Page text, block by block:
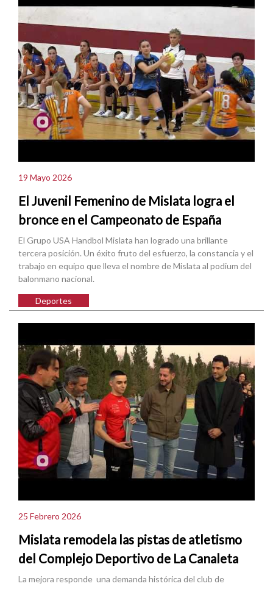
19 Mayo 2026
El Juvenil Femenino de Mislata logra el
bronce en el Campeonato de España
El Grupo USA Handbol Mislata han logrado una brillante
tercera posición. Un éxito fruto del esfuerzo, la constancia y el
trabajo en equipo que lleva el nombre de Mislata al podium del
balonmano nacional.
Deportes
25 Febrero 2026
Mislata remodela las pistas de atletismo
del Complejo Deportivo de La Canaleta
La mejora responde una demanda histórica del club de